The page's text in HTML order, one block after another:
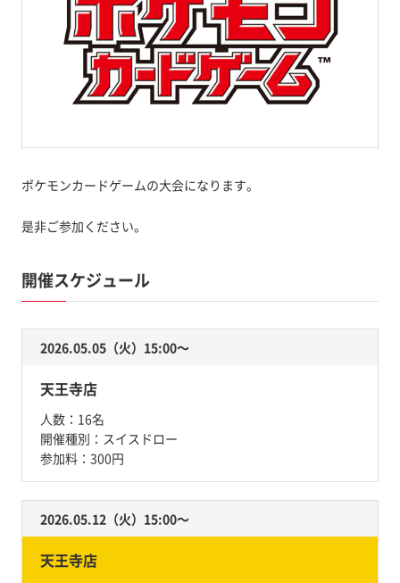
ポケモンカードゲームの大会になります。
是非ご参加ください。
開催スケジュール
2026.05.05（火）15:00〜
天王寺店
人数： 16名
開催種別： スイスドロー
参加料： 300円
2026.05.12（火）15:00〜
天王寺店